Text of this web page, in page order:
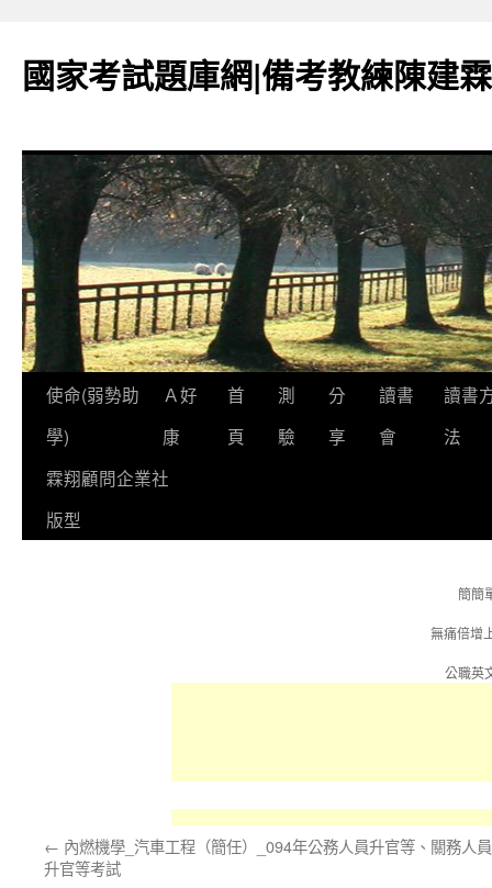
國家考試題庫網|備考教練陳建霖
跳使命(弱勢助
學)
Ａ好
康
首
頁
測
驗
分
享
讀書
會
讀書
法
霖翔顧問企業社
版型
簡簡
無痛倍增
公職英
← 內燃機學_汽車工程（簡任）_094年公務人員升官等、關務人員
升官等考試